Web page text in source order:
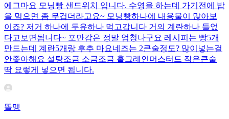
에그마요 모닝빵 샌드위치 입니다. 수영을 하는데 가기전에 밥
을 먹으면 좀 무겁더라고요~ 모닝빵하나에 내용물이 많아보
이죠? 저거 하나에 두유하나 먹고갑니다 거의 계란하나 들었
다고보면됩니다~ 포만감은 정말 엄청나구요 레시피는 빵5개
만드는데 계란5개랑 후추 마요네즈는 2큰술정도? 많이넣는걸
안좋아해요 설탕조금 소금조금 홀그레인머스터드 작은큰술
딱 요렇게 넣으면 됩니다.
똘맹